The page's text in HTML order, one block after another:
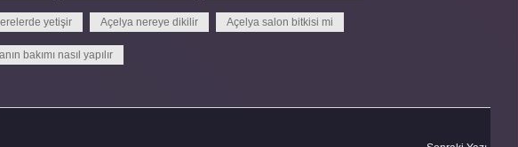
yetişir Açelya nereye dikilir Açelya salon bitkisi mi
bakımı nasıl yapılır